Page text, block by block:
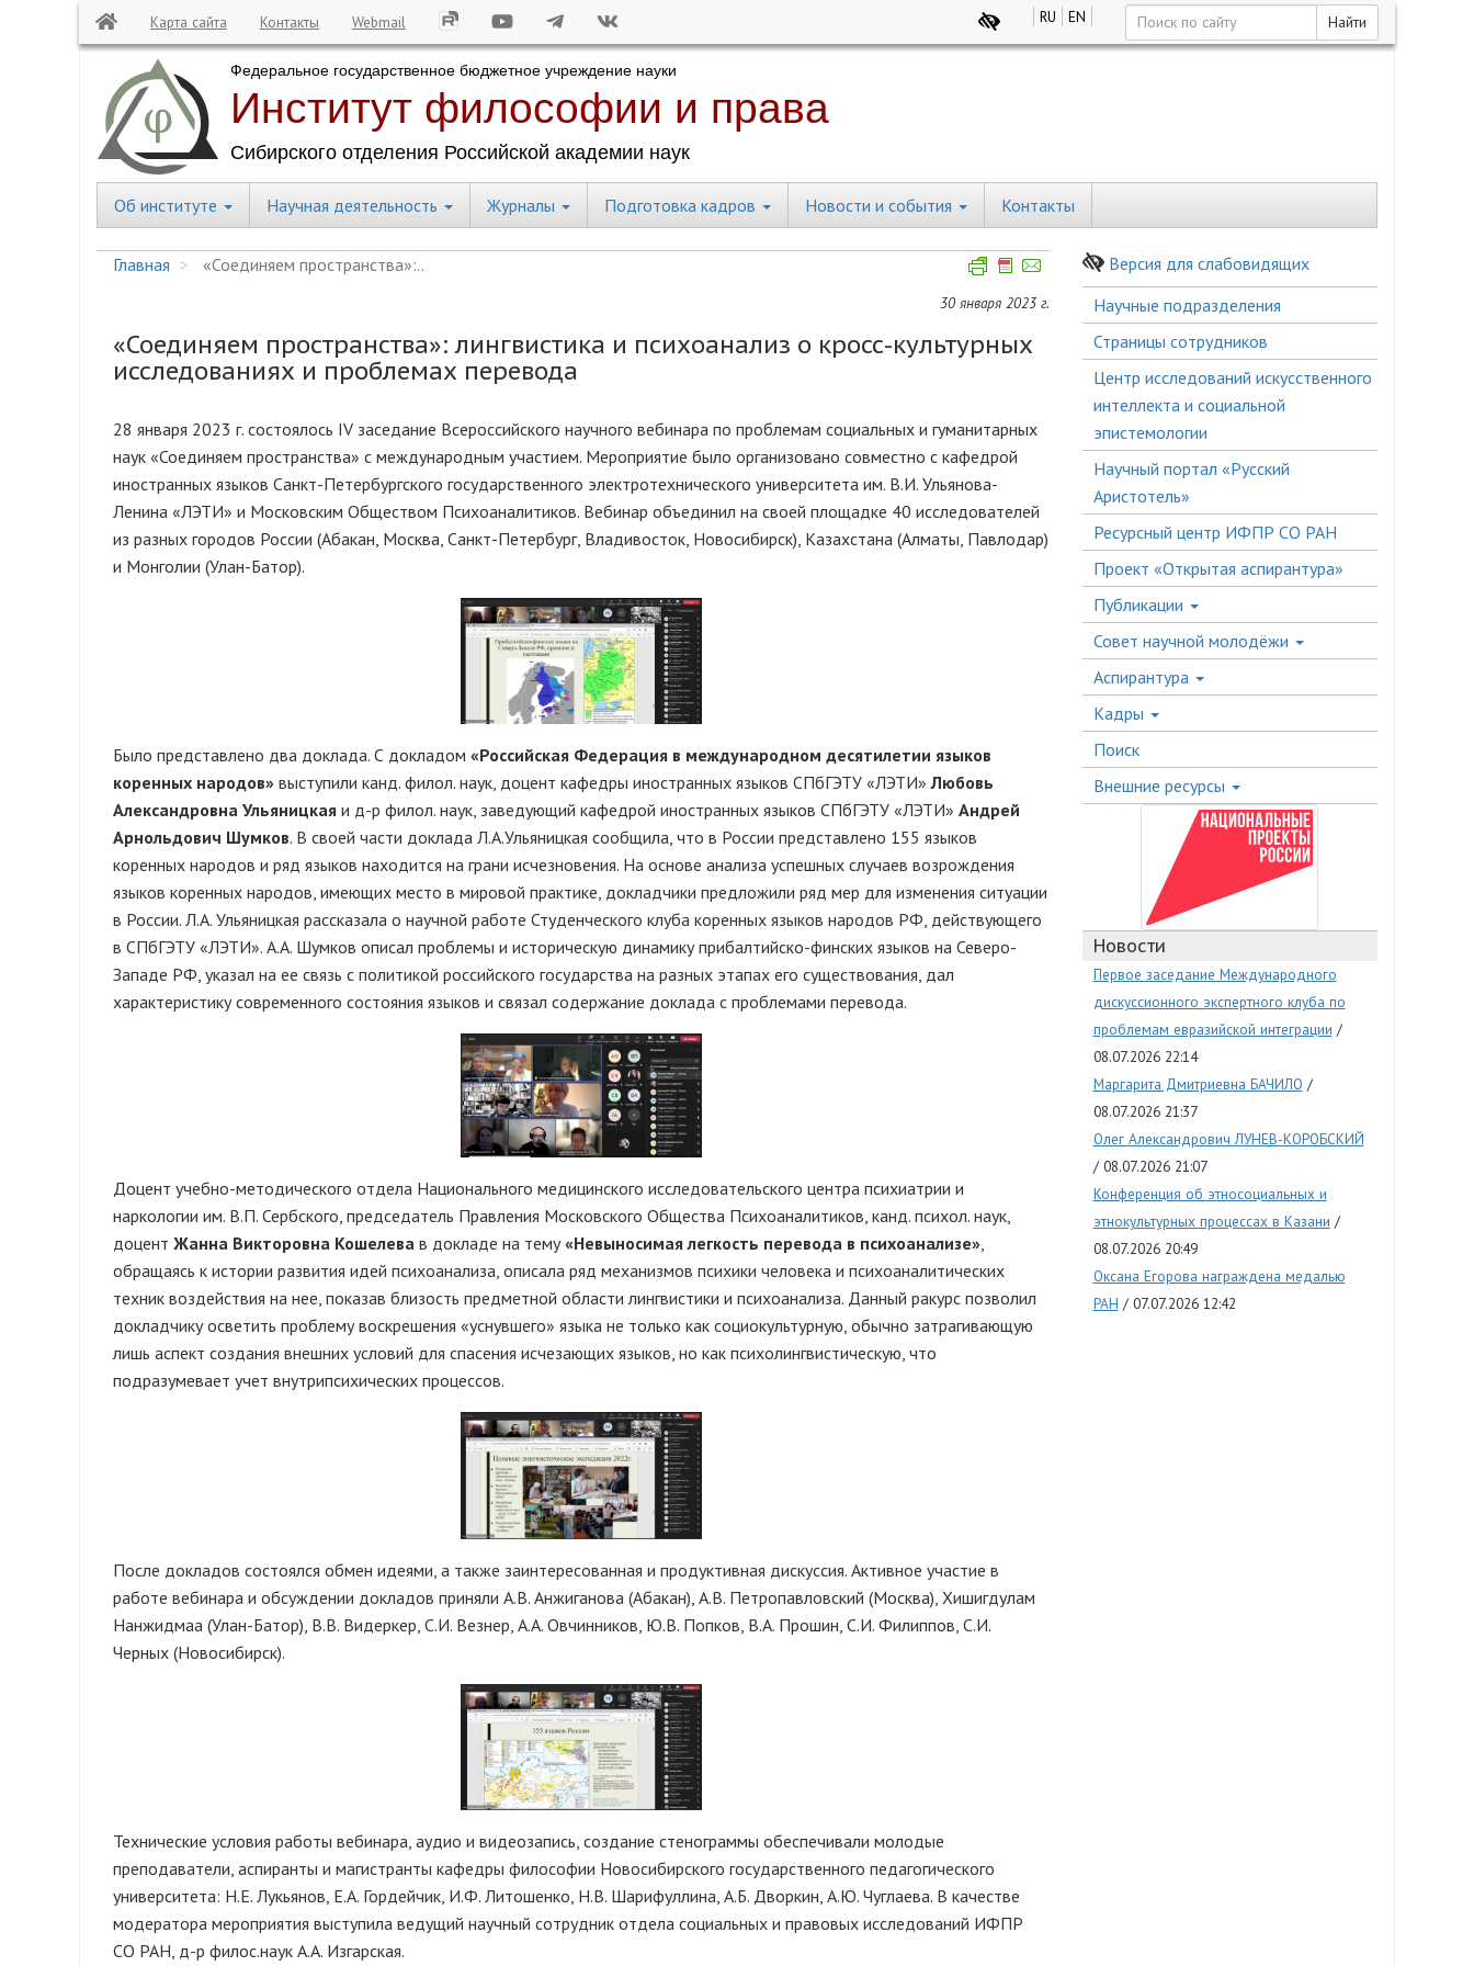
Карта сайта Контакты Webmail RU EN Найти
Central
Об институте Научная деятельность Журналы Подготовка кадров Новости и события Контакты
Главная «Соединяем пространства»:..
30 января 2023 г.
«Соединяем пространства»: лингвистика и психоанализ о кросс-культурных
исследованиях и проблемах перевода
28 января 2023 г. состоялось IV заседание Всероссийского научного вебинара по проблемам социальных и гуманитарных
наук «Соединяем пространства» с международным участием. Мероприятие было организовано совместно с кафедрой
иностранных языков Санкт-Петербургского государственного электротехнического университета им. В.И. Ульянова-
Ленина «ЛЭТИ» и Московским Обществом Психоаналитиков. Вебинар объединил на своей площадке 40 исследователей
из разных городов России (Абакан, Москва, Санкт-Петербург, Владивосток, Новосибирск), Казахстана (Алматы, Павлодар)
и Монголии (Улан-Батор).
Было представлено два доклада. С докладом «Российская Федерация в международном десятилетии языков
коренных народов» выступили канд. филол. наук, доцент кафедры иностранных языков СПбГЭТУ «ЛЭТИ»Любовь
Александровна Ульяницкая и д-р филол. наук, заведующий кафедрой иностранных языков СПбГЭТУ «ЛЭТИ» Андрей
Арнольдович Шумков. В своей части доклада Л.А.Ульяницкая сообщила, что в России представлено 155 языков
коренных народов и ряд языков находится на грани исчезновения. На основе анализа успешных случаев возрождения
языков коренных народов, имеющих место в мировой практике, докладчики предложили ряд мер для изменения ситуации
в России. Л.А. Ульяницкая рассказала о научной работе Студенческого клуба коренных языков народов РФ, действующего
в СПбГЭТУ «ЛЭТИ». А.А. Шумков описал проблемы и историческую динамику прибалтийско-финских языков на Северо-
Западе РФ, указал на ее связь с политикой российского государства на разных этапах его существования, дал
характеристику современного состояния языков и связал содержание доклада с проблемами перевода.
Доцент учебно-методического отдела Национального медицинского исследовательского центра психиатрии и
наркологии им. В.П. Сербского, председатель Правления Московского Общества Психоаналитиков, канд. психол. наук,
доцент Жанна Викторовна Кошелева в докладе на тему«Невыносимая легкость перевода в психоанализе»,
обращаясь к истории развития идей психоанализа, описала ряд механизмов психики человека и психоаналитических
техник воздействия на нее, показав близость предметной области лингвистики и психоанализа. Данный ракурс позволил
докладчику осветить проблему воскрешения «уснувшего» языка не только как социокультурную, обычно затрагивающую
лишь аспект создания внешних условий для спасения исчезающих языков, но как психолингвистическую, что
подразумевает учет внутрипсихических процессов.
После докладов состоялся обмен идеями, а также заинтересованная и продуктивная дискуссия. Активное участие в
работе вебинара и обсуждении докладов приняли А.В. Анжиганова (Абакан), А.В. Петропавловский (Москва), Хишигдулам
Нанжидмаа (Улан-Батор), В.В. Видеркер, С.И. Везнер, А.А. Овчинников, Ю.В. Попков, В.А. Прошин, С.И. Филиппов, С.И.
Черных (Новосибирск).
Технические условия работы вебинара, аудио и видеозапись, создание стенограммы обеспечивали молодые
преподаватели, аспиранты и магистранты кафедры философии Новосибирского государственного педагогического
университета: Н.Е. Лукьянов, Е.А. Гордейчик, И.Ф. Литошенко, Н.В. Шарифуллина, А.Б. Дворкин, А.Ю. Чуглаева. В качестве
модератора мероприятия выступила ведущий научный сотрудник отдела социальных и правовых исследований ИФПР
СО РАН, д-р филос.наук А.А. Изгарская.
Версия для слабовидящих
Боковое
меню
Научные подразделения
Страницы сотрудников
Центр исследований искусственного
интеллекта и социальной
эпистемологии
Научный портал «Русский
Аристотель»
Ресурсный центр ИФПР СО РАН
Проект «Открытая аспирантура»
Публикации
Совет научной молодёжи
Аспирантура
Кадры
Поиск
Внешние ресурсы
Новости
Первое заседание Международного
дискуссионного экспертного клуба по
проблемам евразийской интеграции
08.07.2026 22:14
Маргарита Дмитриевна БАЧИЛО
08.07.2026 21:37
Олег Александрович ЛУНЕВ-КОРОБСКИЙ
08.07.2026 21:07
Конференция об этносоциальных и
этнокультурных процессах в Казани
08.07.2026 20:49
Оксана Егорова награждена медалью
РАН
07.07.2026 12:42